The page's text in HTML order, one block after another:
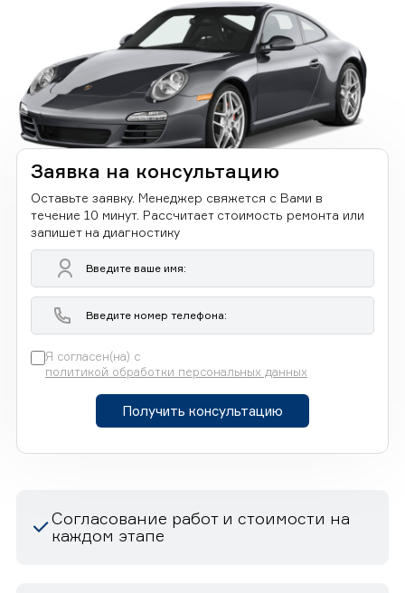
Заявка на консультацию
Оставьте заявку. Менеджер свяжется с Вами в
течение 10 минут. Рассчитает стоимость ремонта или
запишет на диагностику
Я согласен(на) с
политикой обработки персональных данных
Получить консультацию
Согласование работ и стоимости на
каждом этапе